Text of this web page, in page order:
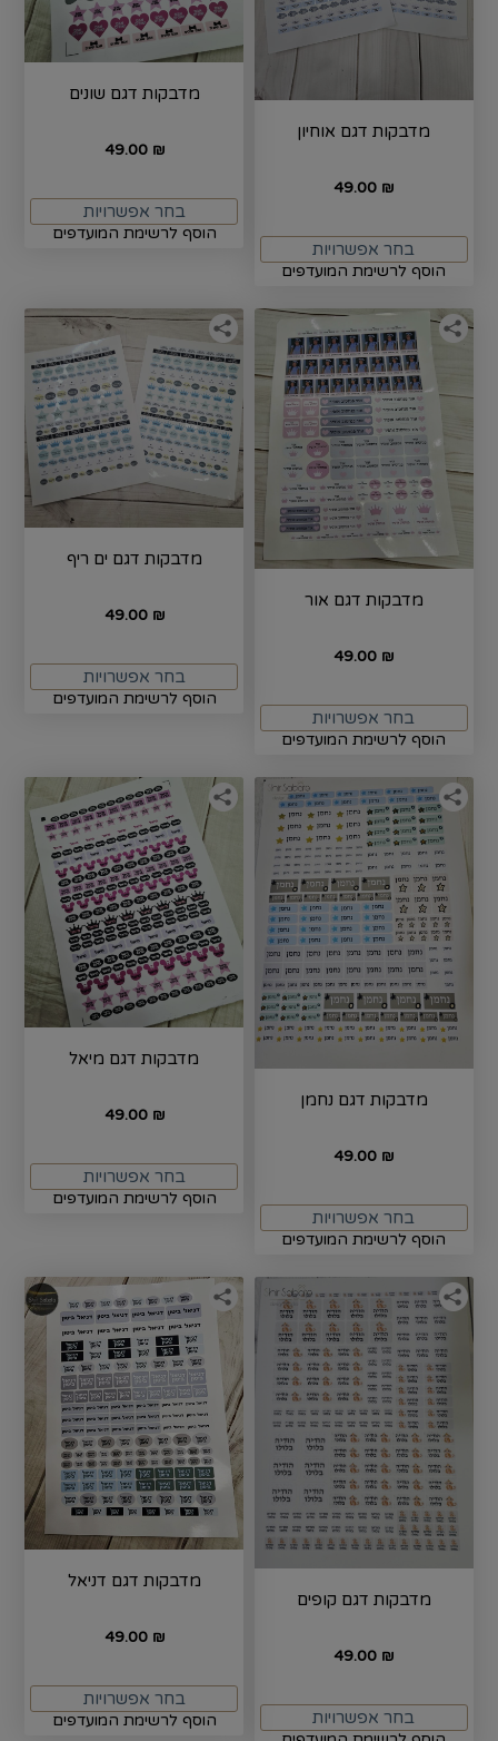
מדבקות דגם אוחיון
49.00 ₪
בחר אפשרויות
הוסף לרשימת המועדפים
מדבקות דגם שונים
49.00 ₪
בחר אפשרויות
הוסף לרשימת המועדפים
מדבקות דגם אור
49.00 ₪
בחר אפשרויות
הוסף לרשימת המועדפים
מדבקות דגם ים ריף
49.00 ₪
בחר אפשרויות
הוסף לרשימת המועדפים
מדבקות דגם נחמן
49.00 ₪
בחר אפשרויות
הוסף לרשימת המועדפים
מדבקות דגם מיאל
49.00 ₪
בחר אפשרויות
הוסף לרשימת המועדפים
מדבקות דגם קופים
49.00 ₪
בחר אפשרויות
מדבקות דגם דניאל
49.00 ₪
בחר אפשרויות
הוסף לרשימת המועדפים